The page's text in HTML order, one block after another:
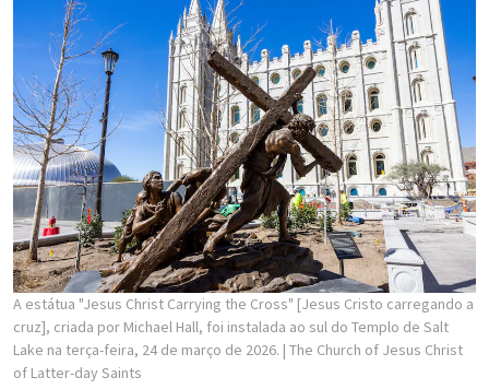
A estátua "Jesus Christ Carrying the Cross" [Jesus Cristo carregando a
cruz], criada por Michael Hall, foi instalada ao sul do Templo de Salt
Lake na terça-feira, 24 de março de 2026. | The Church of Jesus Christ
of Latter-day Saints